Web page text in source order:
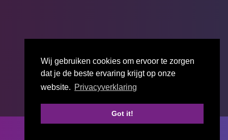
Wij gebruiken cookies om ervoor te zorgen
dat je de beste ervaring krijgt op onze
website. Privacyverklaring
Got it!
Start jouw bedrijfsscan